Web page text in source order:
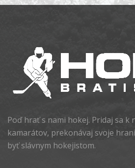
Poď hrať s nami hokej. Pridaj sa k
kamarátov, prekonávaj svoje
byť slávnym hokejistom.